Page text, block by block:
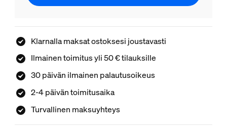
Klarnalla maksat ostoksesi joustavasti
Ilmainen toimitus yli 50 € tilauksille
30 päivän ilmainen palautusoikeus
2-4 päivän toimitusaika
Turvallinen maksuyhteys